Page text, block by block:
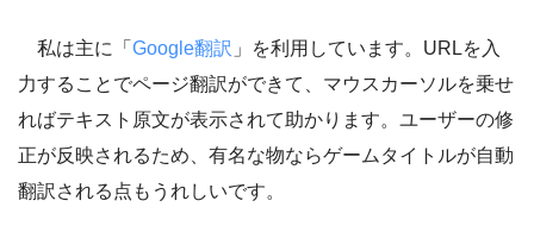
私は主に「 Google翻訳 」を利用しています。URLを入
力することでページ翻訳ができて、マウスカーソルを乗せ
ればテキスト原文が表示されて助かります。ユーザーの修
正が反映されるため、有名な物ならゲームタイトルが自動
翻訳される点もうれしいです。